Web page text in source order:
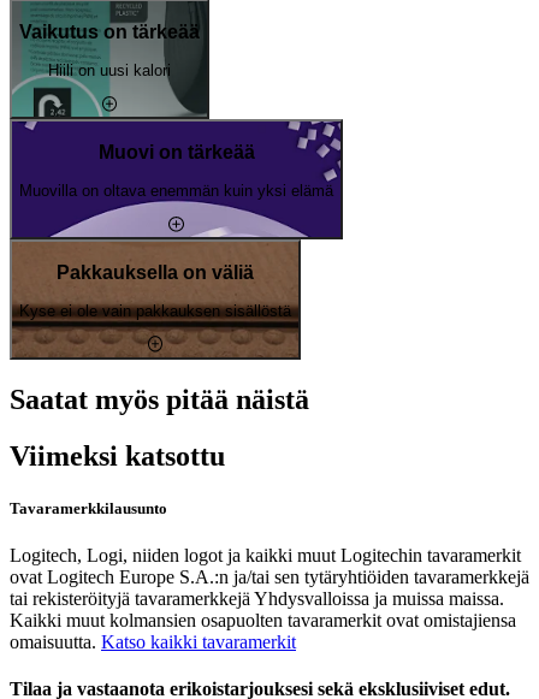
Vaikutus on tärkeää
Hiili on uusi kalori
Muovi on tärkeää
Muovilla on oltava enemmän kuin yksi elämä
Pakkauksella on väliä
Kyse ei ole vain pakkauksen sisällöstä
Saatat myös pitää näistä
Viimeksi katsottu
Tavaramerkkilausunto
Logitech, Logi, niiden logot ja kaikki muut Logitechin tavaramerkit
ovat Logitech Europe S.A.:n ja/tai sen tytäryhtiöiden tavaramerkkejä
tai rekisteröityjä tavaramerkkejä Yhdysvalloissa ja muissa maissa.
Kaikki muut kolmansien osapuolten tavaramerkit ovat omistajiensa
omaisuutta. Katso kaikki tavaramerkit
Tilaa ja vastaanota erikoistarjouksesi sekä eksklusiiviset edut.